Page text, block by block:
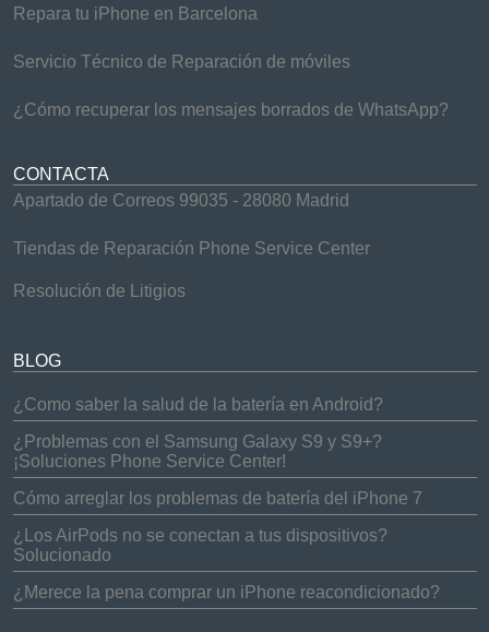
Repara tu iPhone en Barcelona
Servicio Técnico de Reparación de móviles
¿Cómo recuperar los mensajes borrados de WhatsApp?
CONTACTA
Apartado de Correos 99035 - 28080 Madrid
Tiendas de Reparación Phone Service Center
Resolución de Litigios
BLOG
¿Como saber la salud de la batería en Android?
¿Problemas con el Samsung Galaxy S9 y S9+?
¡Soluciones Phone Service Center!
Cómo arreglar los problemas de batería del iPhone 7
¿Los AirPods no se conectan a tus dispositivos?
Solucionado
¿Merece la pena comprar un iPhone reacondicionado?